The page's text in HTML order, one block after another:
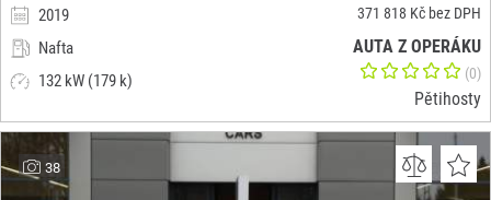
2019
Nafta
132 kW (179 k)
371 818 Kč bez DPH
AUTA Z OPERÁKU
(0)
Pětihosty
38